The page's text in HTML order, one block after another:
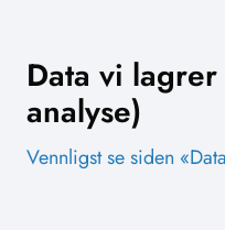
Data vi
analyse)
Vennligst se siden